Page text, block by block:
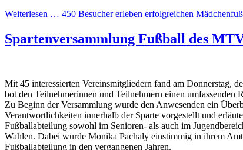
Weiterlesen … 450 Besucher erleben erfolgreichen
Spartenversammlung Fußball des
Mit 45 interessierten Vereinsmitgliedern fand am Donnerstag,
bot den Teilnehmerinnen und Teilnehmern einen
Zu Beginn der Versammlung wurde den Anwesenden ein
Verantwortlichkeiten innerhalb der Sparte vorgestellt und
Fußballabteilung sowohl im Senioren- als auch im
Wahlen. Dabei wurde Monika Pachaly einstimmig in ihrem
Fußballabteilung in den vergangenen Jahren.